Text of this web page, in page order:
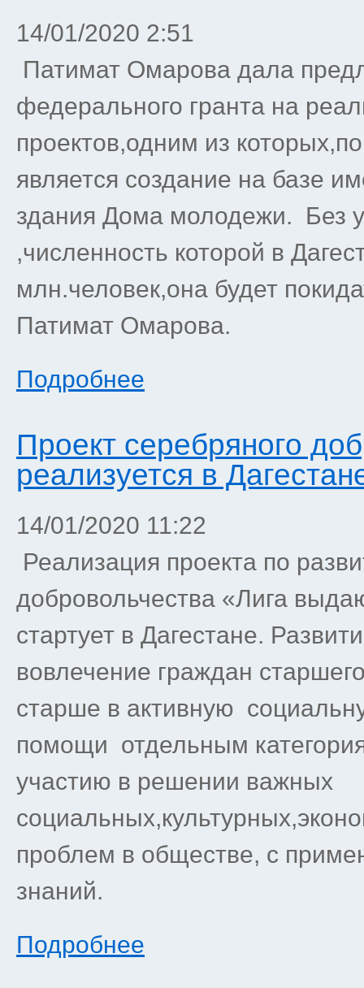
14/01/2020 2:51
Патимат Омарова дала
федерального гранта на
проектов,одним из
является создание на базе
здания Дома молодежи. Без
,численность которой в
млн.человек,она будет
Патимат Омарова.
Подробнее
Проект серебряного
реализуется в
14/01/2020 11:22
Реализация проекта по
добровольчества «Лига
стартует в Дагестане.
вовлечение граждан
старше в активную
помощи отдельным
участию в решении важных
проблем в обществе, с
знаний.
Подробнее